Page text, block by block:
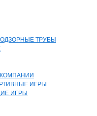
ТРУБЫ
ИГРЫ
ИГРЫ